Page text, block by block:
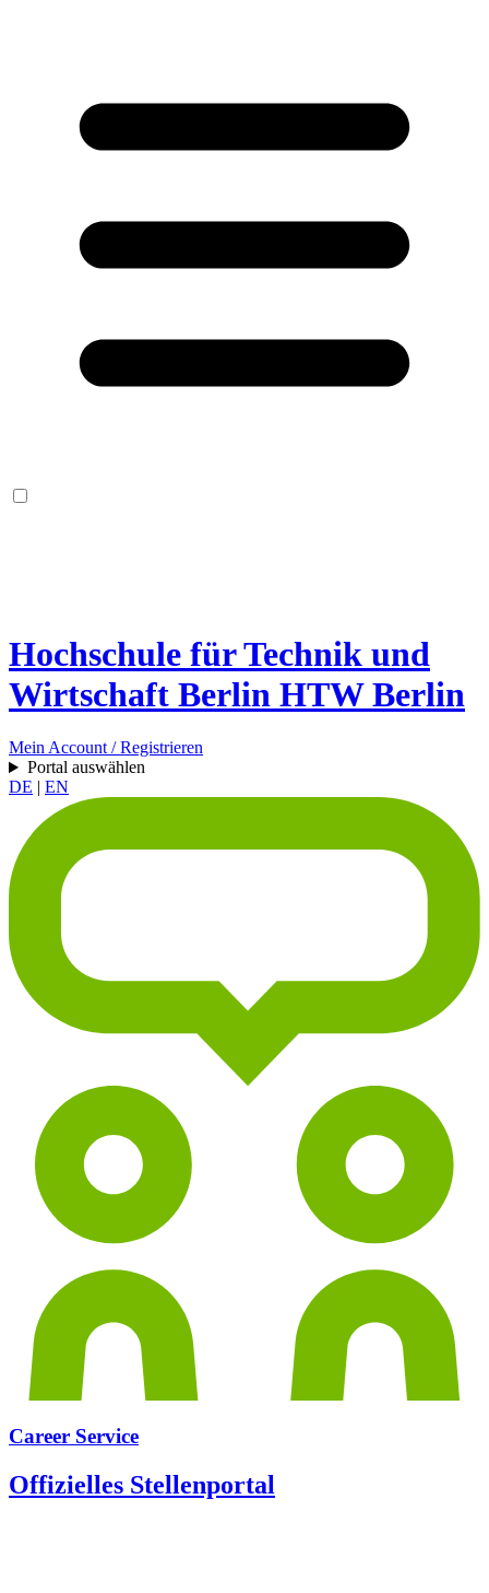
Hochschule für Technik und
Wirtschaft Berlin HTW Berlin
Mein Account / Registrieren
Portal auswählen
DE | EN
Career Service
Offizielles Stellenportal